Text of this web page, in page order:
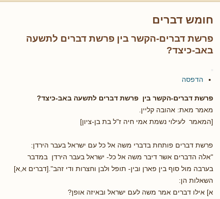
חומש דברים
פרשת דברים-הקשר בין פרשת דברים לתשעה
באב-כיצד?
הדפסה
פרשת דברים-הקשר בין פרשת דברים לתשעה באב-כיצד?
מאמר מאת: אהובה קליין.
[המאמר לעילוי נשמת אמי חיה ז"ל בת בן-ציון]
פרשת דברים פותחת בדברי משה אל כל עם ישראל בעבר הירדן:
"אלה הדברים אשר דיבר משה אל כל- ישראל בעבר הירדן במדבר
בערבה מול סוף בין פארן ובין- תופל ולבן וחצרות ודי זהב".[דברים א,א]
השאלות הן:
א] אילו דברים אמר משה לעם ישראל ובאיזה אופן?